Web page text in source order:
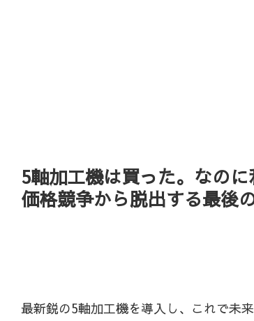
5軸加工機は買った。なの
価格競争から脱出する最後
最新鋭の5軸加工機を導入し、これで未